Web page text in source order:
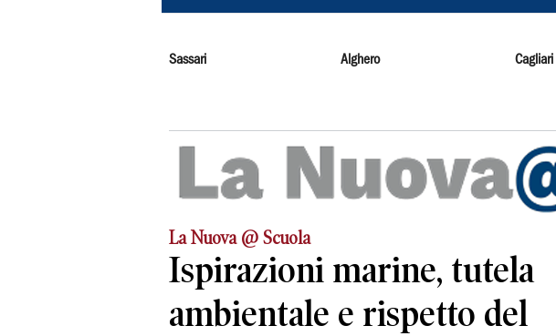
Sassari Alghero Cagliari
La Nuova @ Scuola
Ispirazioni marine, tutela
ambientale e rispetto del